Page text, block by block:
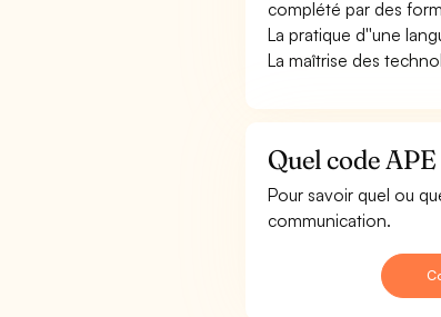
complété par des
La pratique d''une
La maîtrise des
Quel code
Pour savoir quel ou
communication.